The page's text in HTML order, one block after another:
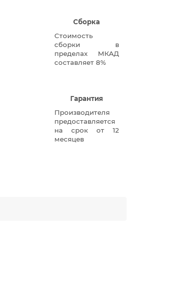
Сборка
Стоимость
сборки в
пределах МКАД
составляет 8%
Гарантия
Производителя
предоставляется
на срок от 12
месяцев